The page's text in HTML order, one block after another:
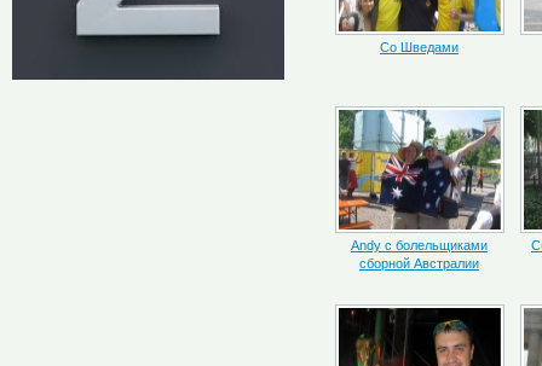
Со Шведами
Andy с болельщиками
сборной Австралии